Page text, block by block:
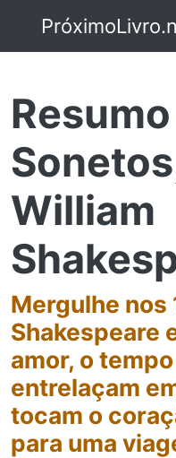
William
Mergulhe nos
Shakespeare
amor, o
entrelaçam
tocam o
para uma